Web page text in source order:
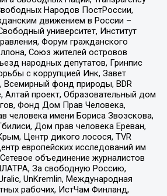
Народов ПостРоссии,
движением в России –
университет, Институт
Форум гражданского
Союз жителей островов
народных депутатов, Гринпис
с коррупцией Инк, Завет
Всемирный фонд природы, BDR
Алтай проект, Образовательный дом
Фонд Дом Прав Человека,
человека имени Бориса Звозскова,
Дом прав человека Ереван,
Центр дикого лосося, TVR
европейских исследований им
объединение журналистов
За свободную Россию,
UnKremlin, Международная
рабочих, ИстЧам Финланд,